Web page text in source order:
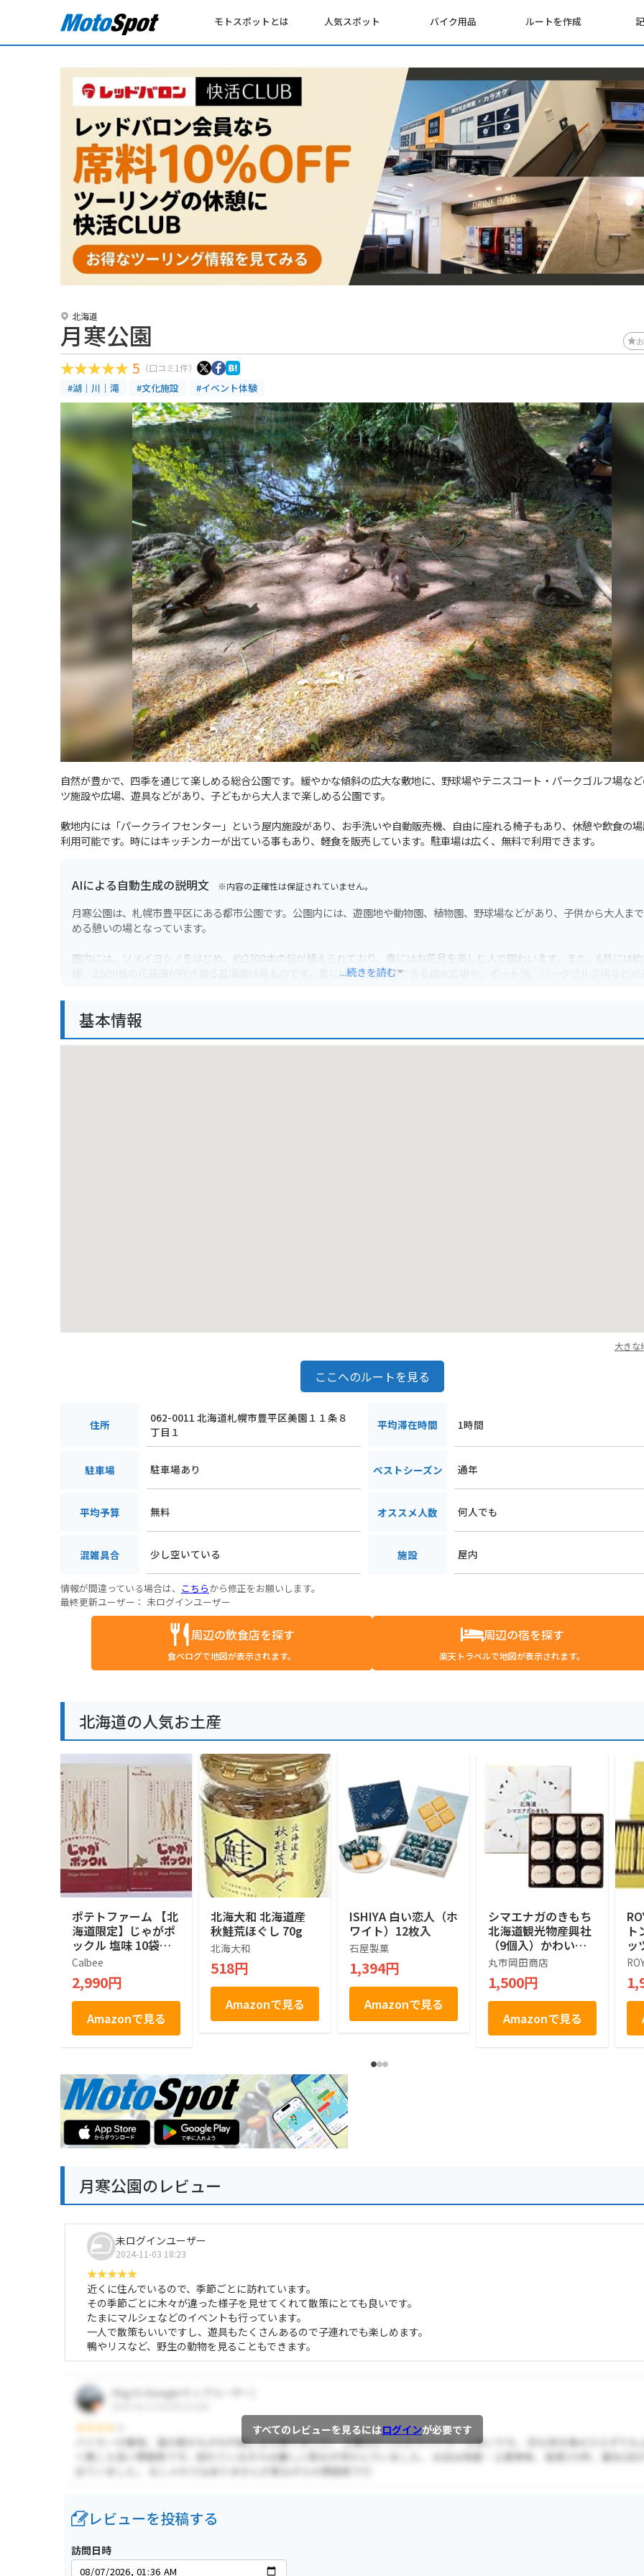
モトスポットとは 人気スポット バイク用品 ルートを作成
北海道
月寒公園
5 （口コミ1件）
#湖｜川｜滝 #文化施設 #イベント体験
自然が豊かで、四季を通じて楽しめる総合公園です。緩やかな傾斜の広大な敷地に、野球場やテニスコート・パークゴルフ場な
ツ施設や広場、遊具などがあり、子どもから大人まで楽しめる公園です。
敷地内には「パークライフセンター」という屋内施設があり、お手洗いや自動販売機、自由に座れる椅子もあり、休憩や飲食の
利用可能です。時にはキッチンカーが出ている事もあり、軽食を販売しています。駐車場は広く、無料で利用できます。
AIによる自動生成の説明文 ※内容の正確性は保証されていません。
月寒公園は、札幌市豊平区にある都市公園です。公園内には、遊園地や動物園、植物園、野球場などがあり、子供から大人ま
める憩いの場となっています。
園内には、ソメイヨシノをはじめ、約2300本の桜が植えられており、春にはお花見を楽しむ人で賑わいます。また、6月には約
種、2,500株の花菖蒲が咲き誇る菖蒲園は見ものです。夏には、水遊びのできる親水広場や、ボート池、パークゴルフ場などが
秋には、紅葉が美しく、特にイチョウ並木は見事です。冬には、一面の銀世界となり、スキーやスノーボードを楽しむことがで
...続きを読む
基本情報
大きな
ここへのルートを見る
住所
062-0011 北海道札幌市豊平区美園１１条８
丁目１
平均滞在時間 1時間
駐車場 駐車場あり ベストシーズン 通年
平均予算 無料 オススメ人数 何人でも
混雑具合 少し空いている 施設 屋内
情報が間違っている場合は、 こちらから修正をお願いします。
最終更新ユーザー： 未ログインユーザー
周辺の飲食店を探す
食べログで地図が表示されます。
周辺の宿を探す
楽天トラベルで地図が表示されます。
北海道の人気お土産
ポテトファーム 【北
海道限定】じゃがポ
ックル 塩味 10袋入
×２箱
Calbee
2,990円
Amazonで見る
北海大和 北海道産
秋鮭荒ほぐし 70g
北海大和
518円
Amazonで見る
ISHIYA 白い恋人（ホ
ワイト）12枚入
石屋製菓
1,394円
Amazonで見る
シマエナガのきもち
北海道観光物産興社
（9個入）かわいい
シマエナガ (1箱)
丸市岡田商店
1,500円
Amazonで見る
ト
ッ
ツ]
月寒公園のレビュー
未ログインユーザー
2024-11-03 18:23
近くに住んでいるので、季節ごとに訪れています。
その季節ごとに木々が違った様子を見せてくれて散策にとても良いです。
たまにマルシェなどのイベントも行っています。
一人で散策もいいですし、遊具もたくさんあるので子連れでも楽しめます。
鴨やリスなど、野生の動物を見ることもできます。
すべてのレビューを見るにはログインが必要です
レビューを投稿する
訪問日時